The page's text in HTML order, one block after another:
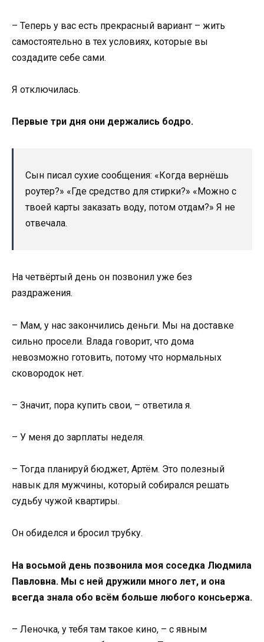
– Теперь у вас есть прекрасный вариант – жить
самостоятельно в тех условиях, которые вы
создадите себе сами.
Я отключилась.
Первые три дня они держались бодро.
Сын писал сухие сообщения: «Когда вернёшь
роутер?» «Где средство для стирки?» «Можно с
твоей карты заказать воду, потом отдам?» Я не
отвечала.
На четвёртый день он позвонил уже без
раздражения.
– Мам, у нас закончились деньги. Мы на доставке
сильно просели. Влада говорит, что дома
невозможно готовить, потому что нормальных
сковородок нет.
– Значит, пора купить свои, – ответила я.
– У меня до зарплаты неделя.
– Тогда планируй бюджет, Артём. Это полезный
навык для мужчины, который собирался решать
судьбу чужой квартиры.
Он обиделся и бросил трубку.
На восьмой день позвонила моя соседка Людмила
Павловна. Мы с ней дружили много лет, и она
всегда знала обо всём больше любого консьержа.
– Леночка, у тебя там такое кино, – с явным